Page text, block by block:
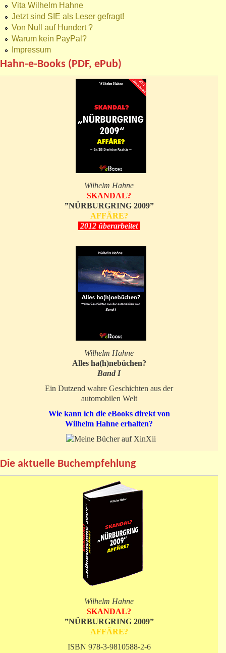
Vita Wilhelm Hahne
Jetzt sind SIE als Leser gefragt!
Von Null auf Hundert ?
Warum kein PayPal?
Impressum
Hahn-e-Books (PDF, ePub)
Wilhelm Hahne
SKANDAL?
”NÜRBURGRING 2009”
AFFÄRE?
2012 überarbeitet
Wilhelm Hahne
Alles ha(h)nebüchen?
Band I
Ein Dutzend wahre Geschichten aus der
automobilen Welt
Wie kann ich die eBooks direkt von
Wilhelm Hahne erhalten?
Die aktuelle Buchempfehlung
Wilhelm Hahne
SKANDAL?
”NÜRBURGRING 2009”
AFFÄRE?
ISBN 978-3-9810588-2-6